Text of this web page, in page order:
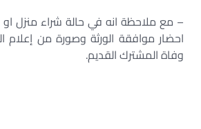
– مع ملاحظة انه في حالة شراء منزل
احضار موافقة الورثة وصورة من إعلام
وفاة المشترك القديم.